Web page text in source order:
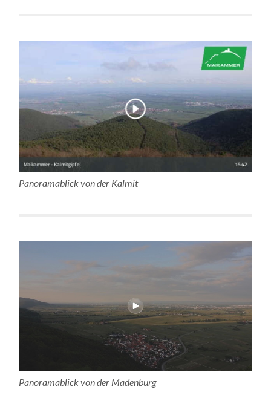
Panoramablick von der Kalmit
Panoramablick von der Madenburg